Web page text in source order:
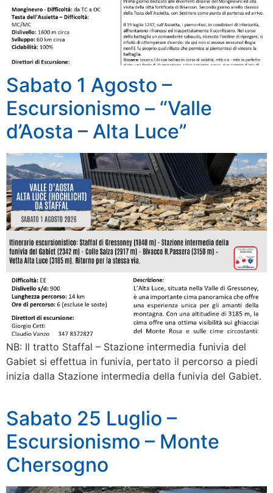
Sabato 1 Agosto –
Escursionismo – “Valle
d’Aosta – Alta Luce”
NB: Il tratto Staffal – Stazione intermedia funivia del
Gabiet si effettua in funivia, pertato il percorso a piedi
inizia dalla Stazione intermedia della funivia del Gabiet.
Sabato 25 Luglio –
Escursionismo – Monte
Chersogno